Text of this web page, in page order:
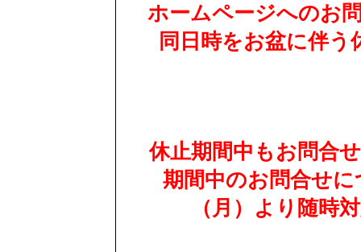
ホームページへのお
同日時をお盆に伴
休止期間中もお問合
期間中のお問合せ
（月）より随時